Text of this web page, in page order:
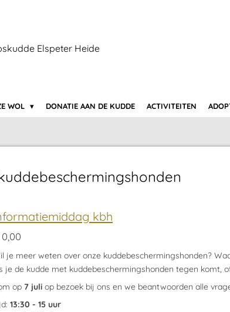
Elspeter Heide
WOL DONATIE AAN DE KUDDE ACTIVITEITEN
kbh
je meer weten over onze kuddebeschermingshonden?
je de kudde met kuddebeschermingshonden tegen komt,
op 7 juli op bezoek bij ons en we beantwoorden alle
13:30 - 15 uur